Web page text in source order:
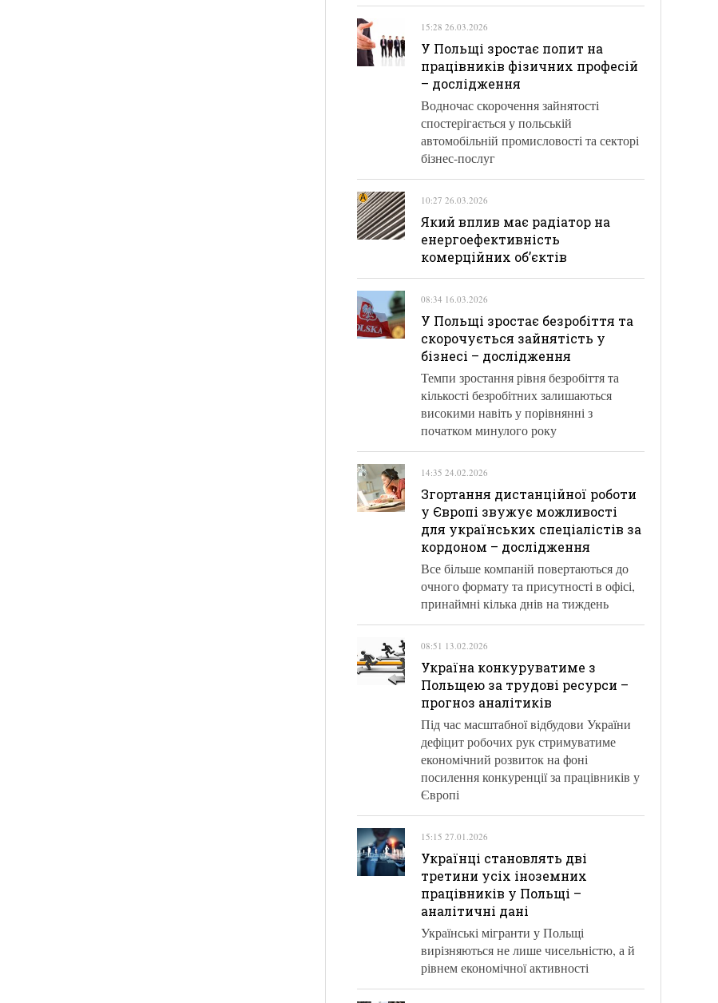
15:28 26.03.2026
У Польщі зростає попит на
працівників фізичних професій
– дослідження
Водночас скорочення зайнятості
спостерігається у польській
автомобільній промисловості та секторі
бізнес-послуг
10:27 26.03.2026
Який вплив має радіатор на
енергоефективність
комерційних об’єктів
08:34 16.03.2026
У Польщі зростає безробіття та
скорочується зайнятість у
бізнесі – дослідження
Темпи зростання рівня безробіття та
кількості безробітних залишаються
високими навіть у порівнянні з
початком минулого року
14:35 24.02.2026
Згортання дистанційної роботи
у Європі звужує можливості
для українських спеціалістів за
кордоном – дослідження
Все більше компаній повертаються до
очного формату та присутності в офісі,
принаймні кілька днів на тиждень
08:51 13.02.2026
Україна конкуруватиме з
Польщею за трудові ресурси –
прогноз аналітиків
Під час масштабної відбудови України
дефіцит робочих рук стримуватиме
економічний розвиток на фоні
посилення конкуренції за працівників у
Європі
15:15 27.01.2026
Українці становлять дві
третини усіх іноземних
працівників у Польщі –
аналітичні дані
Українські мігранти у Польщі
вирізняються не лише чисельністю, а й
рівнем економічної активності